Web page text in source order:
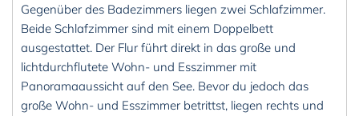
Gegenüber des Badezimmers liegen zwei Schlafzimmer.
Beide Schlafzimmer sind mit einem Doppelbett
ausgestattet. Der Flur führt direkt in das große und
lichtdurchflutete Wohn- und Esszimmer mit
Panoramaaussicht auf den See. Bevor du jedoch das
große Wohn- und Esszimmer betrittst, liegen rechts und